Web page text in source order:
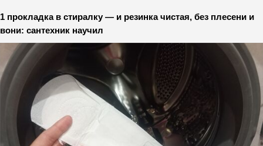
1 прокладка в стиралку — и резинка чистая, без плесени и
вони: сантехник научил